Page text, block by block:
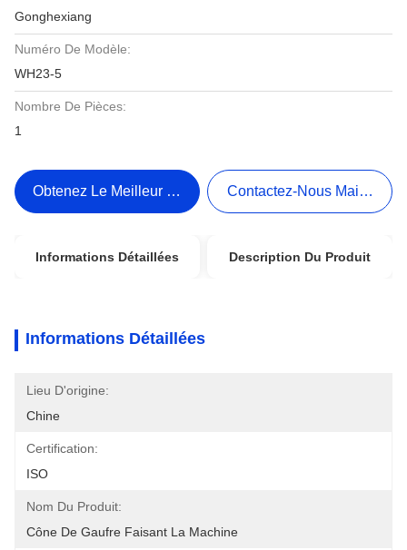
Gonghexiang
Numéro De Modèle:
WH23-5
Nombre De Pièces:
1
Obtenez Le Meilleur Prix Contactez-Nous Maintenant
Informations Détaillées Description Du Produit
Informations Détaillées
Lieu D'origine:
Chine
Certification:
ISO
Nom Du Produit:
Cône De Gaufre Faisant La Machine